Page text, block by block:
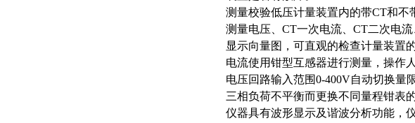
测量校验低压计量装置内的带CT和不
测量电压、CT一次电流、CT二次电
显示向量图，可直观的检查计量装置
电流使用钳型互感器进行测量，操作
电压回路输入范围0-400V自动切换量
三相负荷不平衡而更换不同量程钳表
仪器具有波形显示及谐波分析功能，